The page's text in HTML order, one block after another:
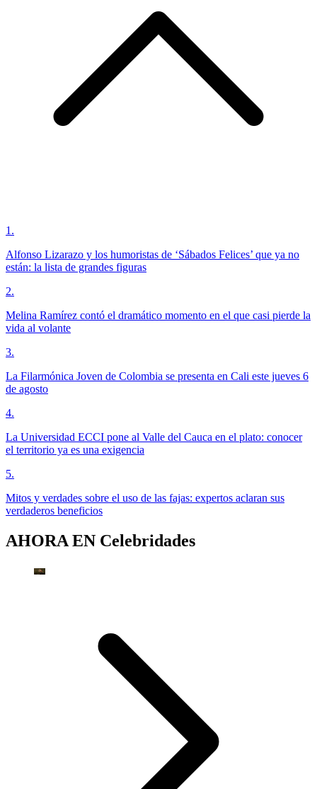
1 .
Alfonso Lizarazo y los humoristas de ‘Sábados Felices’ que ya no
están: la lista de grandes figuras
2.
Melina Ramírez contó el dramático momento en el que casi pierde la
vida al volante
3.
La Filarmónica Joven de Colombia se presenta en Cali este jueves 6
de agosto
4.
La Universidad ECCI pone al Valle del Cauca en el plato: conocer
el territorio ya es una exigencia
5.
Mitos y verdades sobre el uso de las fajas: expertos aclaran sus
verdaderos beneficios
AHORA EN Celebridades